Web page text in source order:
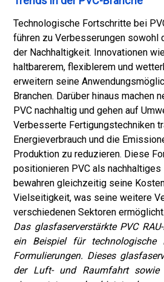
Technologische Fortschritte bei
führen zu Verbesserungen sowohl
der Nachhaltigkeit. Innovationen
haltbarerem, flexiblerem und
erweitern seine
Branchen. Darüber hinaus machen
PVC nachhaltig und gehen auf
Verbesserte Fertigungstechniken
Energieverbrauch und die
Produktion zu reduzieren. Diese
positionieren PVC als nachhaltiges
bewahren gleichzeitig seine
Vielseitigkeit, was seine weitere
verschiedenen Sektoren ermöglicht.
Das glasfaserverstärkte PVC
ein Beispiel für technologische
Formulierungen. Dieses
der Luft- und Raumfahrt sowie